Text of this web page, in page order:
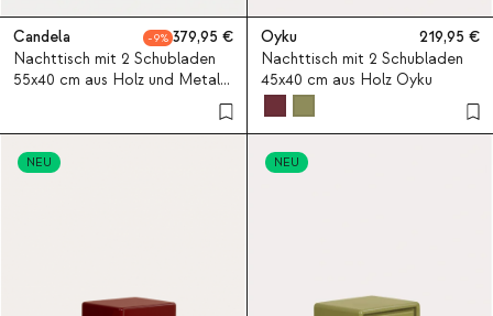
Candela 9
379,95
Nachttisch mit 2 Schubladen
55x40 cm aus Holz und Metall
Oyku
219,95
Nachttisch mit 2 Schubladen
45x40 cm aus Holz Oyku
NEU NEU